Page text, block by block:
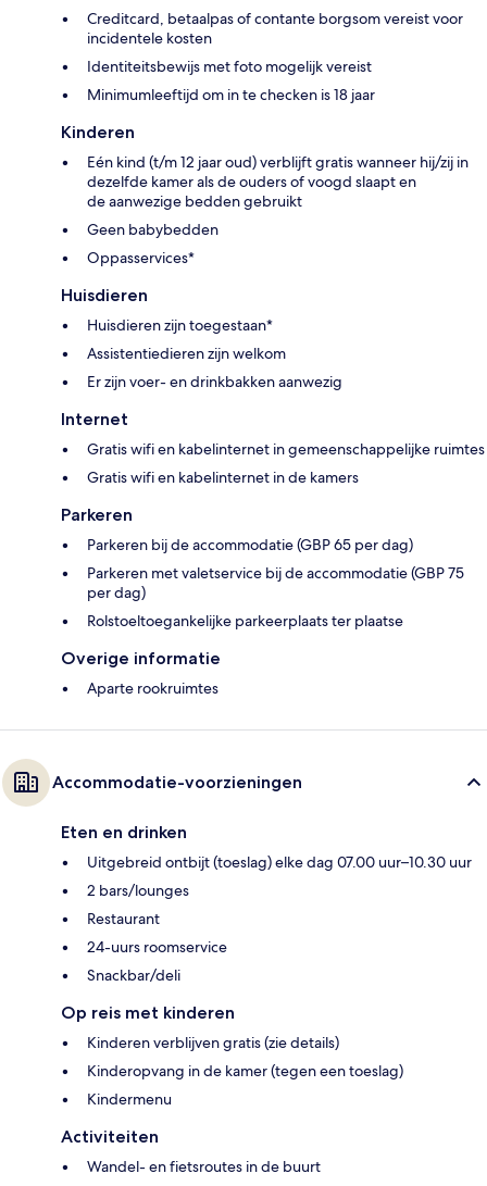
Creditcard, betaalpas of contante borgsom vereist voor
incidentele kosten
Identiteitsbewijs met foto mogelijk vereist
Minimumleeftijd om in te checken is 18 jaar
Kinderen
Eén kind (t/m 12 jaar oud) verblijft gratis wanneer hij/zij in
dezelfde kamer als de ouders of voogd slaapt en
de aanwezige bedden gebruikt
Geen babybedden
Oppasservices*
Huisdieren
Huisdieren zijn toegestaan*
Assistentiedieren zijn welkom
Er zijn voer- en drinkbakken aanwezig
Internet
Gratis wifi en kabelinternet in gemeenschappelijke ruimtes
Gratis wifi en kabelinternet in de kamers
Parkeren
Parkeren bij de accommodatie (GBP 65 per dag)
Parkeren met valetservice bij de accommodatie (GBP 75
per dag)
Rolstoeltoegankelijke parkeerplaats ter plaatse
Overige informatie
Aparte rookruimtes
Accommodatie-voorzieningen
Eten en drinken
Uitgebreid ontbijt (toeslag) elke dag 07.00 uur–10.30 uur
2 bars/lounges
Restaurant
24-uurs roomservice
Snackbar/deli
Op reis met kinderen
Kinderen verblijven gratis (zie details)
Kinderopvang in de kamer (tegen een toeslag)
Kindermenu
Activiteiten
Wandel- en fietsroutes in de buurt